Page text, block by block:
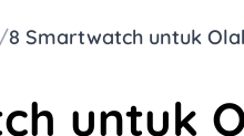
/
untuk